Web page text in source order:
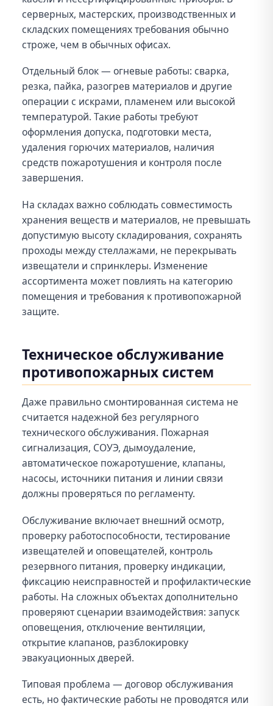
серверных, мастерских, производственных и
складских помещениях требования обычно
строже, чем в обычных офисах.
Отдельный блок — огневые работы: сварка,
резка, пайка, разогрев материалов и другие
операции с искрами, пламенем или высокой
температурой. Такие работы требуют
оформления допуска, подготовки места,
удаления горючих материалов, наличия
средств пожаротушения и контроля после
завершения.
На складах важно соблюдать совместимость
хранения веществ и материалов, не превышать
допустимую высоту складирования, сохранять
проходы между стеллажами, не перекрывать
извещатели и спринклеры. Изменение
ассортимента может повлиять на категорию
помещения и требования к противопожарной
защите.
Техническое обслуживание
противопожарных систем
Даже правильно смонтированная система не
считается надежной без регулярного
технического обслуживания. Пожарная
сигнализация, СОУЭ, дымоудаление,
автоматическое пожаротушение, клапаны,
насосы, источники питания и линии связи
должны проверяться по регламенту.
Обслуживание включает внешний осмотр,
проверку работоспособности, тестирование
извещателей и оповещателей, контроль
резервного питания, проверку индикации,
фиксацию неисправностей и профилактические
работы. На сложных объектах дополнительно
проверяют сценарии взаимодействия: запуск
оповещения, отключение вентиляции,
открытие клапанов, разблокировку
эвакуационных дверей.
Типовая проблема — договор обслуживания
есть, но фактические работы не проводятся или